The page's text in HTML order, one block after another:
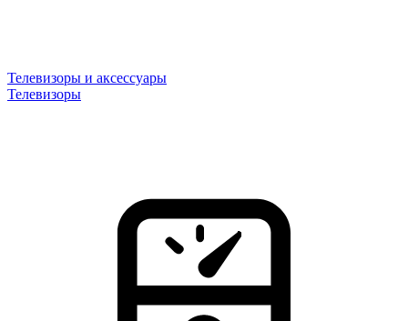
Телевизоры и аксессуары
Телевизоры